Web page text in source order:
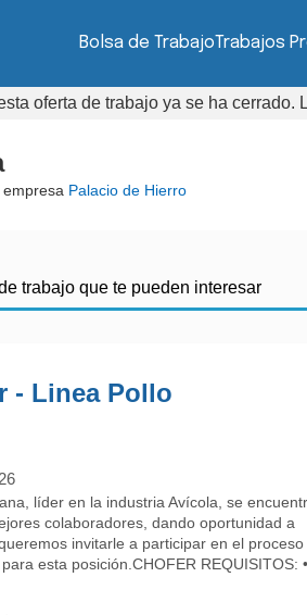
Bolsa de TrabajoTrabajos
oferta de trabajo ya se ha cerrado.
Palacio de Hierro
trabajo que te pueden interesar
- Linea Pollo
líder en la industria Avícola, se
colaboradores, dando oportunidad a
invitarle a participar en el proceso
esta posición.CHOFER REQUISITOS: •